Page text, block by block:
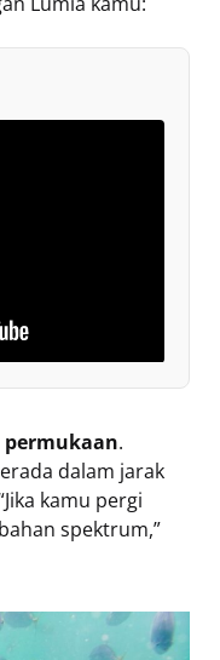
.
dalam jarak
kamu pergi
spektrum,”